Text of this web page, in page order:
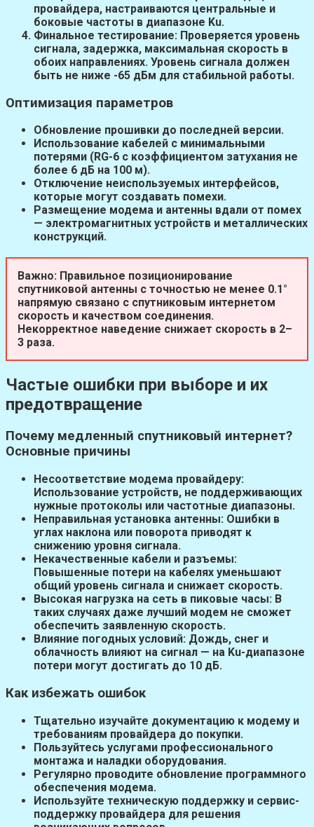
провайдера, настраиваются центральные и
боковые частоты в диапазоне Ku.
Финальное тестирование: Проверяется уровень
сигнала, задержка, максимальная скорость в
обоих направлениях. Уровень сигнала должен
быть не ниже -65 дБм для стабильной работы.
Оптимизация параметров
Обновление прошивки до последней версии.
Использование кабелей с минимальными
потерями (RG-6 с коэффициентом затухания не
более 6 дБ на 100 м).
Отключение неиспользуемых интерфейсов,
которые могут создавать помехи.
Размещение модема и антенны вдали от помех
— электромагнитных устройств и металлических
конструкций.
Важно: Правильное позиционирование
спутниковой антенны с точностью не менее 0.1°
напрямую связано с спутниковым интернетом
скорость и качеством соединения.
Некорректное наведение снижает скорость в 2–
3 раза.
Частые ошибки при выборе и их
предотвращение
Почему медленный спутниковый интернет?
Основные причины
Несоответствие модема провайдеру:
Использование устройств, не поддерживающих
нужные протоколы или частотные диапазоны.
Неправильная установка антенны: Ошибки в
углах наклона или поворота приводят к
снижению уровня сигнала.
Некачественные кабели и разъемы:
Повышенные потери на кабелях уменьшают
общий уровень сигнала и снижает скорость.
Высокая нагрузка на сеть в пиковые часы: В
таких случаях даже лучший модем не сможет
обеспечить заявленную скорость.
Влияние погодных условий: Дождь, снег и
облачность влияют на сигнал — на Ku-диапазоне
потери могут достигать до 10 дБ.
Как избежать ошибок
Тщательно изучайте документацию к модему и
требованиям провайдера до покупки.
Пользуйтесь услугами профессионального
монтажа и наладки оборудования.
Регулярно проводите обновление программного
обеспечения модема.
Используйте техническую поддержку и сервис-
поддержку провайдера для решения